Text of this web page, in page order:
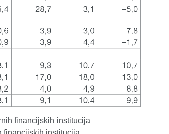
financijskih institucija